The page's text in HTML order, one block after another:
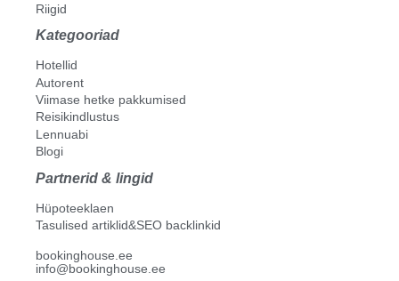
Riigid
Kategooriad
Hotellid
Autorent
Viimase hetke pakkumised
Reisikindlustus
Lennuabi
Blogi
Partnerid & lingid
Hüpoteeklaen
Tasulised artiklid&SEO backlinkid
bookinghouse.ee
info@bookinghouse.ee